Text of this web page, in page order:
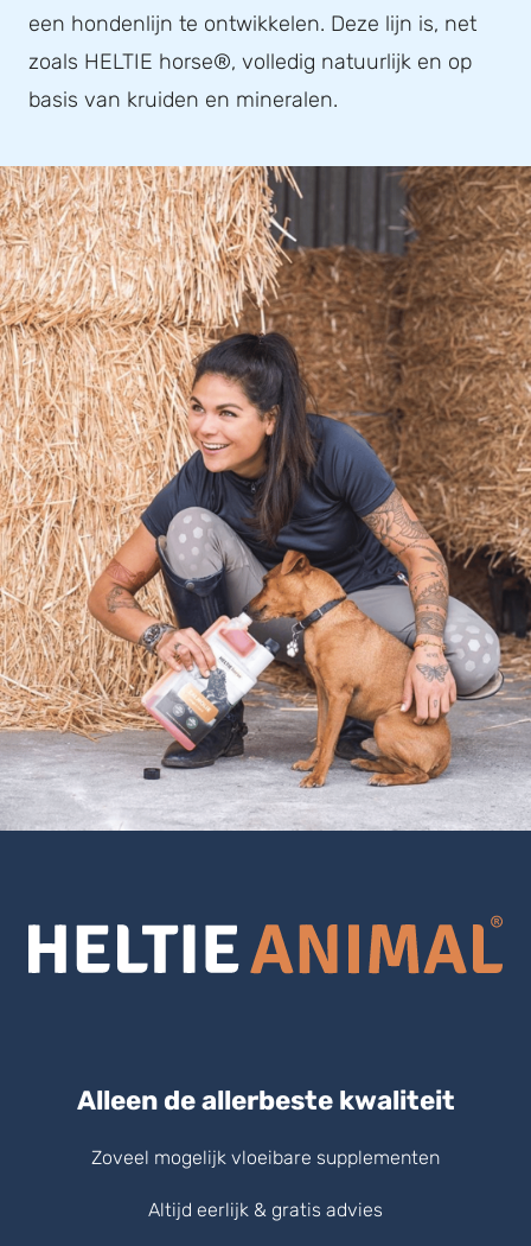
een hondenlijn te ontwikkelen. Deze lijn is, net
zoals HELTIE horse®, volledig natuurlijk en op
basis van kruiden en mineralen.
Alleen de allerbeste kwaliteit
Zoveel mogelijk vloeibare supplementen
Altijd eerlijk & gratis advies